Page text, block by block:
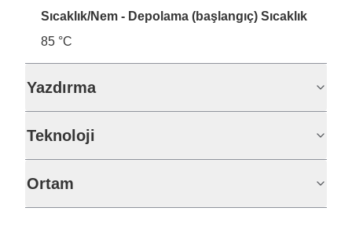
Sıcaklık/Nem - Depolama (başlangıç) Sıcaklık
85 °C
Yazdırma
Teknoloji
Ortam